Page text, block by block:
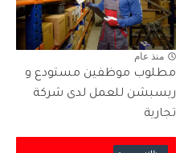
منذ عام
مطلوب موظفين مستودع و
ريسبشن للعمل لدى شركة
تجارية